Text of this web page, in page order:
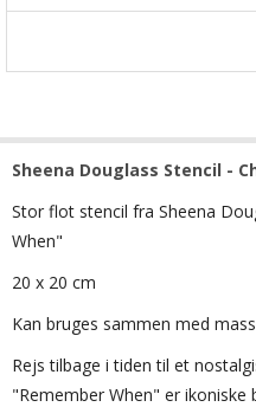
Sheena Douglass Stencil -
Stor flot stencil fra Sheena
When"
20 x 20 cm
Kan bruges sammen med
Rejs tilbage i tiden til et
"Remember When" er ikoniske